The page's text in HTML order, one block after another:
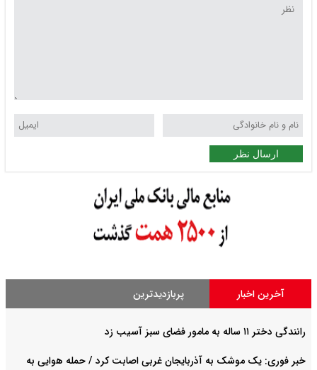
ارسال نظر
آخرین اخبار پربازدیدترین
رانندگی دختر ۱۱ ساله به مامور فضای سبز آسیب زد
خبر فوری: یک موشک به آذربایجان غربی اصابت کرد / حمله هوایی به